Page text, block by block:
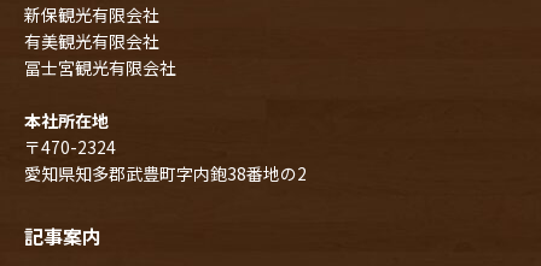
新保観光有限会社
有美観光有限会社
冨士宮観光有限会社
本社所在地
〒470-2324
愛知県知多郡武豊町字内鉋38番地の2
記事案内